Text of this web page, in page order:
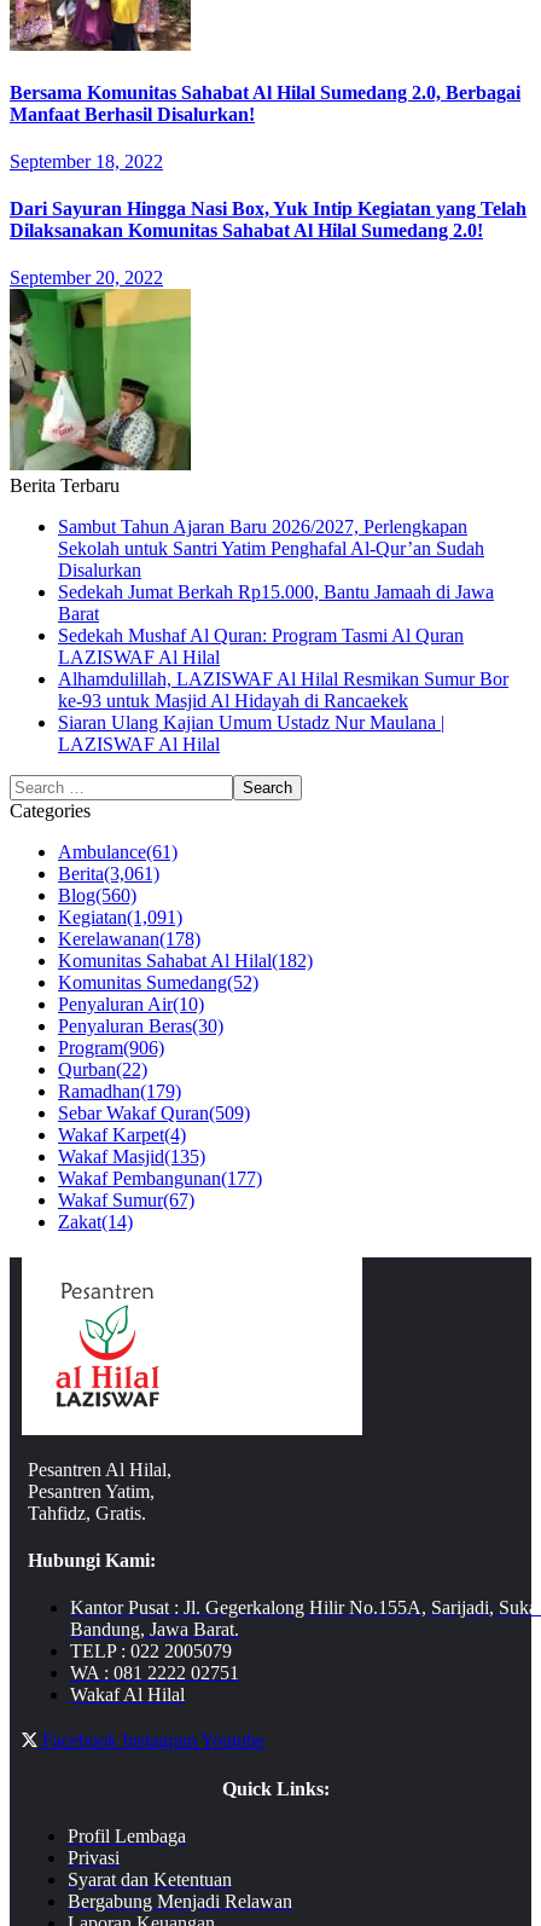
Bersama Komunitas Sahabat Al Hilal Sumedang 2.0, Berbagai
Manfaat Berhasil Disalurkan!
September 18, 2022
Dari Sayuran Hingga Nasi Box, Yuk Intip Kegiatan yang Telah
Dilaksanakan Komunitas Sahabat Al Hilal Sumedang 2.0!
September 20, 2022
Berita Terbaru
Sambut Tahun Ajaran Baru 2026/2027, Perlengkapan
Sekolah untuk Santri Yatim Penghafal Al-Qur’an Sudah
Disalurkan
Sedekah Jumat Berkah Rp15.000, Bantu Jamaah di Jawa
Barat
Sedekah Mushaf Al Quran: Program Tasmi Al Quran
LAZISWAF Al Hilal
Alhamdulillah, LAZISWAF Al Hilal Resmikan Sumur Bor
ke-93 untuk Masjid Al Hidayah di Rancaekek
Siaran Ulang Kajian Umum Ustadz Nur Maulana |
LAZISWAF Al Hilal
Categories
Ambulance(61)
Berita(3,061)
Blog(560)
Kegiatan(1,091)
Kerelawanan(178)
Komunitas Sahabat Al Hilal(182)
Komunitas Sumedang(52)
Penyaluran Air(10)
Penyaluran Beras(30)
Program(906)
Qurban(22)
Ramadhan(179)
Sebar Wakaf Quran(509)
Wakaf Karpet(4)
Wakaf Masjid(135)
Wakaf Pembangunan(177)
Wakaf Sumur(67)
Zakat(14)
Pesantren Al Hilal,
Pesantren Yatim,
Tahfidz, Gratis.
Hubungi Kami:
Kantor Pusat : Jl. Gegerkalong Hilir No.155A, Sarijadi,
Bandung, Jawa Barat.
TELP : 022 2005079
WA : 081 2222 02751
Wakaf Al Hilal
Facebook InstagramYoutube
Quick Links:
Profil Lembaga
Privasi
Syarat dan Ketentuan
Bergabung Menjadi Relawan